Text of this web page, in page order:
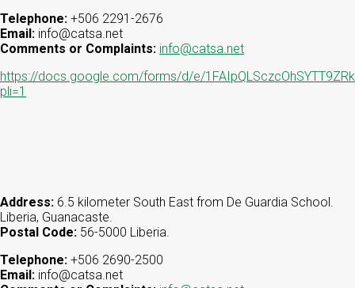
Telephone: +506 2291-2676
Email: info@catsa.net
Comments or Complaints: info@catsa.net
https://docs.google.com/forms/d/e/
pli=1
Address: 6.5 kilometer South East from De Guardia School.
Liberia, Guanacaste.
Postal Code: 56-5000 Liberia.
Telephone: +506 2690-2500
Email: info@catsa.net